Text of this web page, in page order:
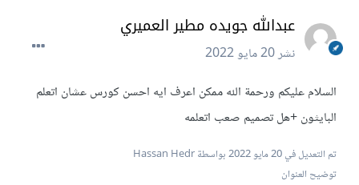
عبدالله جويده مطير العميري
نشر20 مايو 2022
السلام عليكم ورحمة الله ممكن اعرف ايه احسن كورس عشان اتعلم
البايثون +هل تصميم صعب اتعلمه
تم التعديل في20 مايو 2022
بواسطة Hassan Hedr
توضيح العنوان